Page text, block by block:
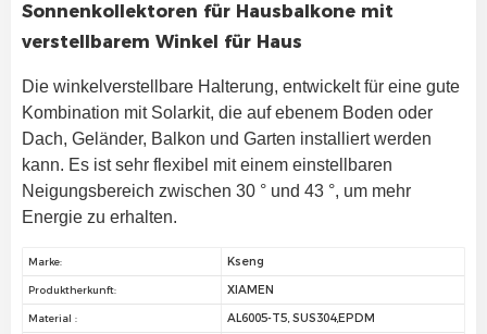
Sonnenkollektoren für Hausbalkone mit
verstellbarem Winkel für Haus
Die winkelverstellbare Halterung, entwickelt für eine gute
Kombination mit Solarkit, die auf ebenem Boden oder
Dach, Geländer, Balkon und Garten installiert werden
kann. Es ist sehr flexibel mit einem einstellbaren
Neigungsbereich zwischen 30 ° und 43 °, um mehr
Energie zu erhalten.
Marke: Kseng
Produktherkunft: XIAMEN
Material : AL6005-T5, SUS304,EPDM